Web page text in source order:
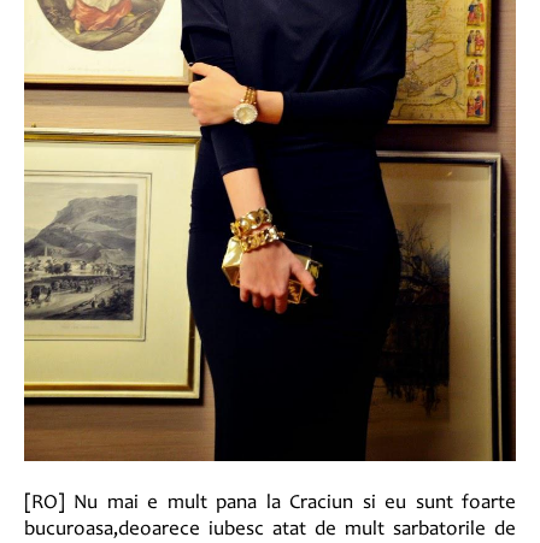
[RO] Nu mai e mult pana la Craciun si eu sunt foarte
bucuroasa,deoarece iubesc atat de mult sarbatorile de